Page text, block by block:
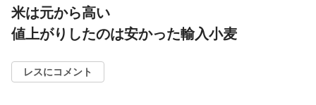
米は元から高い
値上がりしたのは安かった輸入小麦
レスにコメント